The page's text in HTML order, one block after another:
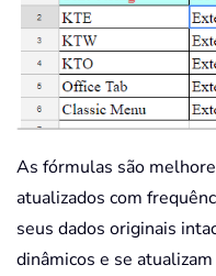
As fórmulas são
atualizados com
seus dados originais
dinâmicos e se